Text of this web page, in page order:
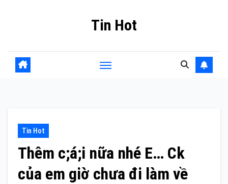
Tin Hot
Tin Hot
Thêm c;á;i nữa nhé E… Ck
của em giờ chưa đi làm về